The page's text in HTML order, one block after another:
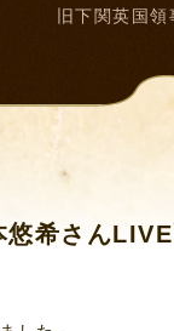
旧下関英国
悠希さん